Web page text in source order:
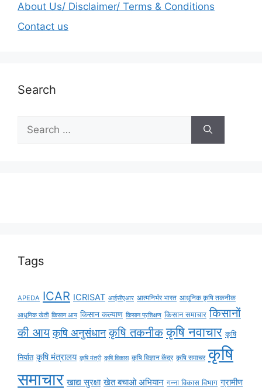
About Us/ Disclaimer/ Terms & Conditions
Contact us
Search
Tags
APEDA ICAR ICRISAT आईसीएआर आत्मनिर्भर भारत आधुनिक कृषि तकनीक
आधुनिक खेती किसान आय किसान कल्याण किसान प्रशिक्षण किसान समाचार किसानों
की आय कृषि अनुसंधान कृषि तकनीक कृषि नवाचार कृषि
निर्यात कृषि मंत्रालय कृषि मंत्री कृषि विकास कृषि विज्ञान केंद्र कृषि समाचर कृषि
समाचार खाद्य सुरक्षा खेत बचाओ अभियान गन्ना विकास विभाग ग्रामीण